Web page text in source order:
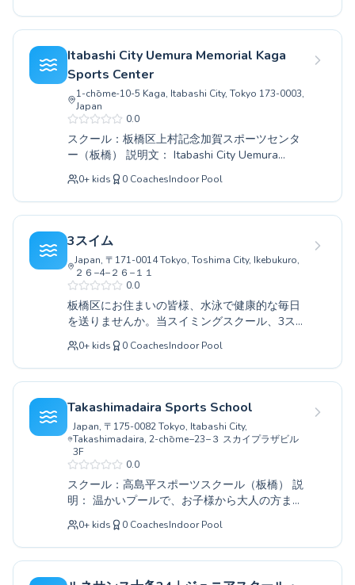
やお子様も安心して水に親しむことができま
す。経験豊富なコーチ陣がきめ細やかな指導を
行い、進級テストやイベントを通じて、お子様
の成長を力強くサポートいたします。また、大
人向けのクラスも充実しており、体力向上や健
康維持を目指す方々にも最適です。水泳を通じ
て、心身ともに健やかな毎日を送りませんか。
上板橋体育館で、新しい自分に出会えることを
願っております。ぜひ一度、体験レッスンにお
越しください。
Itabashi City Uemura Memorial Kaga
Sports Center
1-chōme-10-5 Kaga, Itabashi City, Tokyo 173-0003,
Japan
0.0
スクール：板橋区上村記念加賀スポーツセンタ
ー（板橋） 説明文： Itabashi City Uemura
Memorial Kaga Sports Center (Itabashi) is
located in Itabashi Ward and offers swimming
classes for all levels, from children to adults.
For children new to the water, we provide
careful instruction with the highest priority
placed on fostering familiarity with water and
overcoming fear. For experienced swimmers,
we offer specialized training aimed at
mastering more advanced swimming techniques
and improving times. Our experienced coaching
staff is committed to providing detailed
instruction tailored to each individual's pace,
enhancement? We look forward to seeing you
in our warm pool.
0+ kids 0 CoachesIndoor Pool
3スイム
Japan, 〒171-0014 Tokyo, Toshima City, Ikebukuro,
２６−4−２６−１１
0.0
板橋区にお住まいの皆様、水泳で健康的な毎日
を送りませんか。当スイミングスクール、3スイ
ムでは、初めての方から上級者まで、お子様か
ら大人の方まで、それぞれのレベルと目的に合
わせたきめ細やかな指導を提供しております。
経験豊富なコーチ陣が、安全で快適なプール環
境で、泳ぎの基礎はもちろん、より美しいフォ
ームや速く泳ぐためのテクニックまで、丁寧に
サポートいたします。子供たちの成長を応援
し、大人の皆様にはリフレッシュの機会を提
供。まずは無料体験レッスンで、3スイムの温か
い雰囲気と質の高いレッスンをぜひご体感くだ
さい。皆様のお越しを心よりお待ちしておりま
0+ kids 0 CoachesIndoor Pool
Takashimadaira Sports School
Japan, 〒175-0082 Tokyo, Itabashi City,
Takashimadaira, 2-chōme−23−３ スカイプラザビル
3F
0.0
スクール：高島平スポーツスクール（板橋） 説
明： 温かいプールで、お子様から大人の方ま
で、レベルに合わせた水泳指導を提供するスク
ールをお探しですか。板橋区にある高島平スポ
ーツスクールでは、初めての方でも安心して始
められる基礎クラスから、更なる上達を目指す
方への応用クラスまで、きめ細やかな指導を心
0+ kids 0 CoachesIndoor Pool